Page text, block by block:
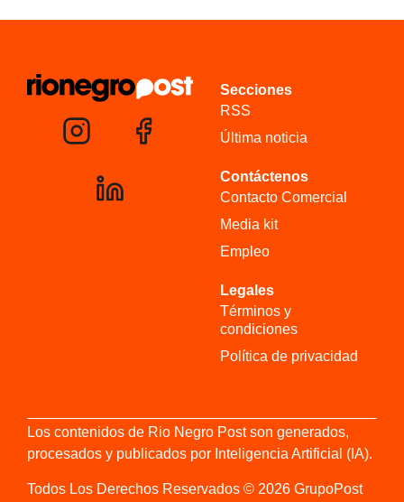
Secciones
RSS
Última noticia
Contáctenos
Contacto Comercial
Media kit
Empleo
Legales
Términos y
condiciones
Política de privacidad
Los contenidos de Rio Negro Post son generados,
procesados y publicados por Inteligencia Artificial (IA).
Todos Los Derechos Reservados © 2026 GrupoPost